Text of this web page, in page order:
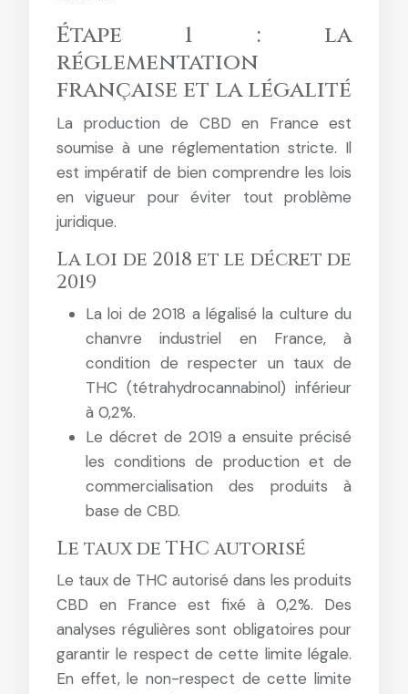
Étape 1 : la
réglementation
française et la légalité
La production de CBD en France est
soumise à une réglementation stricte. Il
est impératif de bien comprendre les lois
en vigueur pour éviter tout problème
juridique.
La loi de 2018 et le décret de
2019
La loi de 2018 a légalisé la culture du
chanvre industriel en France, à
condition de respecter un taux de
THC (tétrahydrocannabinol) inférieur
à 0,2%.
Le décret de 2019 a ensuite précisé
les conditions de production et de
commercialisation des produits à
base de CBD.
Le taux de THC autorisé
Le taux de THC autorisé dans les produits
CBD en France est fixé à 0,2%. Des
analyses régulières sont obligatoires pour
garantir le respect de cette limite légale.
En effet, le non-respect de cette limite